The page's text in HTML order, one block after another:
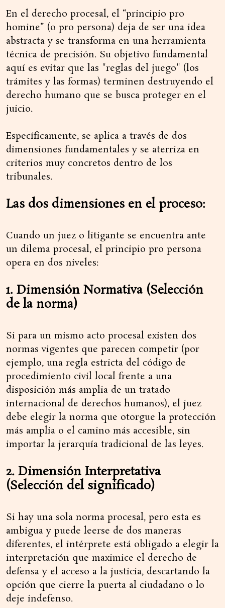
En el derecho procesal, el “principio pro
homine” (o pro persona) deja de ser una idea
abstracta y se transforma en una herramienta
técnica de precisión. Su objetivo fundamental
aquí es evitar que las "reglas del juego" (los
trámites y las formas) terminen destruyendo el
derecho humano que se busca proteger en el
juicio.
Específicamente, se aplica a través de dos
dimensiones fundamentales y se aterriza en
criterios muy concretos dentro de los
tribunales.
Las dos dimensiones en el proceso:
Cuando un juez o litigante se encuentra ante
un dilema procesal, el principio pro persona
opera en dos niveles:
1. Dimensión Normativa (Selección
de la norma)
Si para un mismo acto procesal existen dos
normas vigentes que parecen competir (por
ejemplo, una regla estricta del código de
procedimiento civil local frente a una
disposición más amplia de un tratado
internacional de derechos humanos), el juez
debe elegir la norma que otorgue la protección
más amplia o el camino más accesible, sin
importar la jerarquía tradicional de las leyes.
2. Dimensión Interpretativa
(Selección del significado)
Si hay una sola norma procesal, pero esta es
ambigua y puede leerse de dos maneras
diferentes, el intérprete está obligado a elegir la
interpretación que maximice el derecho de
defensa y el acceso a la justicia, descartando la
opción que cierre la puerta al ciudadano o lo
deje indefenso.